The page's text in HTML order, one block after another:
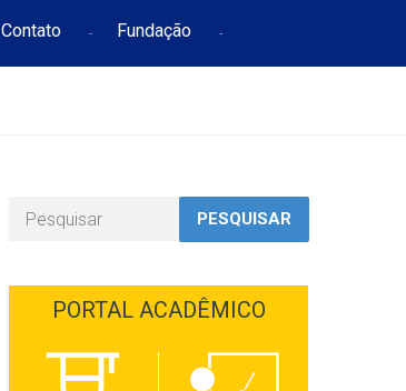
Contato Fundação
PESQUISAR
PORTAL ACADÊMICO